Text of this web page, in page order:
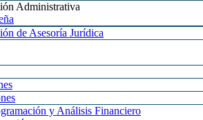
Administrativa
de Asesoría Jurídica
y Análisis Financiero